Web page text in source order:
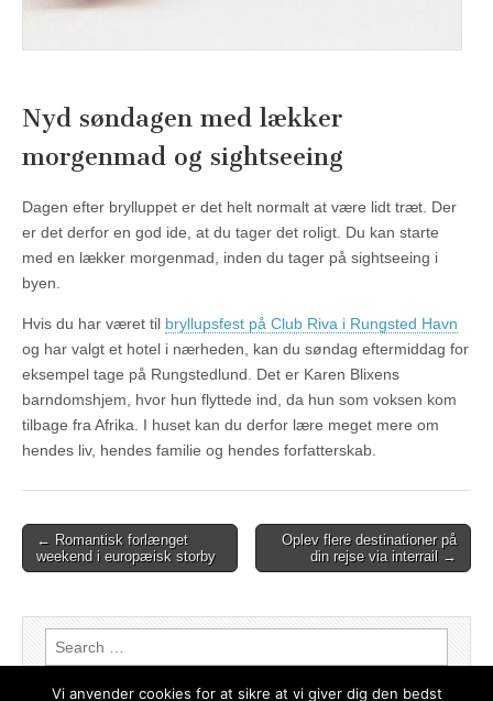
Nyd søndagen med lækker
morgenmad og sightseeing
Dagen efter brylluppet er det helt normalt at være lidt træt. Der
er det derfor en god ide, at du tager det roligt. Du kan starte
med en lækker morgenmad, inden du tager på sightseeing i
byen.
Hvis du har været til bryllupsfest på Club Riva i Rungsted Havn
og har valgt et hotel i nærheden, kan du søndag eftermiddag for
eksempel tage på Rungstedlund. Det er Karen Blixens
barndomshjem, hvor hun flyttede ind, da hun som voksen kom
tilbage fra Afrika. I huset kan du derfor lære meget mere om
hendes liv, hendes familie og hendes forfatterskab.
Post navigation
← Romantisk forlænget
weekend i europæisk storby
Oplev flere destinationer på
din rejse via interrail →
Search for:
Vi anvender cookies for at sikre at vi giver dig den bedst